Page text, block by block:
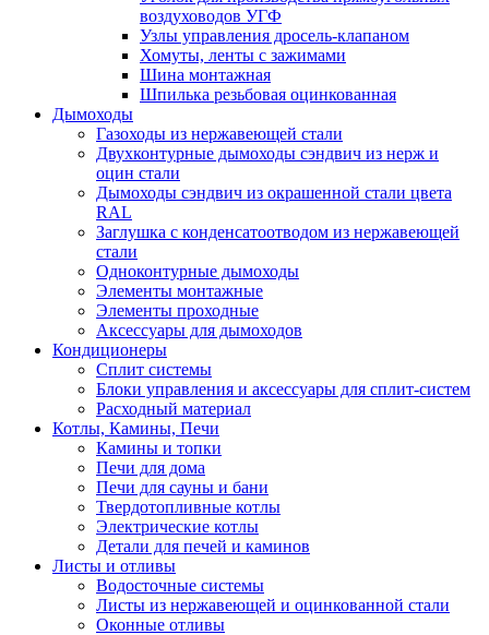
воздуховодов УГФ
Узлы управления дросель-клапаном
Хомуты, ленты с зажимами
Шина монтажная
Шпилька резьбовая оцинкованная
Дымоходы
Газоходы из нержавеющей стали
Двухконтурные дымоходы сэндвич из нерж и
оцин стали
Дымоходы сэндвич из окрашенной стали цвета
RAL
Заглушка с конденсатоотводом из нержавеющей
стали
Одноконтурные дымоходы
Элементы монтажные
Элементы проходные
Аксессуары для дымоходов
Кондиционеры
Сплит системы
Блоки управления и аксессуары для сплит-систем
Расходный материал
Котлы, Камины, Печи
Камины и топки
Печи для дома
Печи для сауны и бани
Твердотопливные котлы
Электрические котлы
Детали для печей и каминов
Листы и отливы
Водосточные системы
Листы из нержавеющей и оцинкованной стали
Оконные отливы